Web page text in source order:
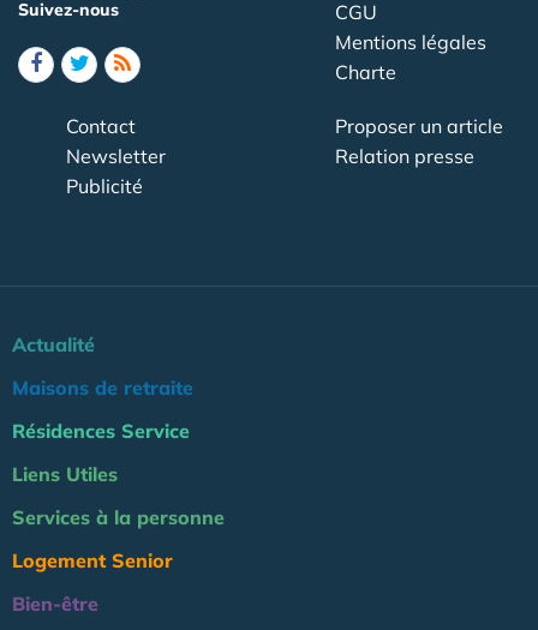
Suivez-nous
CGU
Mentions légales
Charte
Contact
Newsletter
Publicité
Proposer un article
Relation presse
Actualité
Maisons de retraite
Résidences Service
Liens Utiles
Services à la personne
Logement Senior
Bien-être